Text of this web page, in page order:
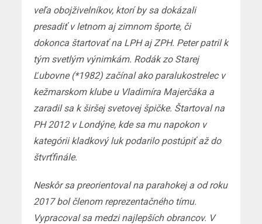
veľa obojživelníkov, ktorí by sa dokázali
presadiť v letnom aj zimnom športe, či
dokonca štartovať na LPH aj ZPH. Peter patril k
tým svetlým výnimkám. Rodák zo Starej
Ľubovne (*1982) začínal ako paralukostrelec v
kežmarskom klube u Vladimíra Majerčáka a
zaradil sa k širšej svetovej špičke. Štartoval na
PH 2012 v Londýne, kde sa mu napokon v
kategórii kladkový luk podarilo postúpiť až do
štvrťfinále.
Neskôr sa preorientoval na parahokej a od roku
2017 bol členom reprezentačného tímu.
Vypracoval sa medzi najlepších obrancov. V